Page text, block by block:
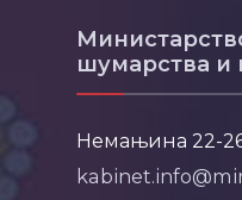
шумарства и
Немањина 22-